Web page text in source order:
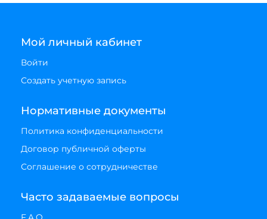
Мой личный кабинет
Войти
Создать учетную запись
Нормативные документы
Политика конфиденциальности
Договор публичной оферты
Соглашение о сотрудничестве
Часто задаваемые вопросы